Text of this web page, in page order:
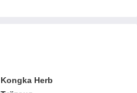
Kongka Herb